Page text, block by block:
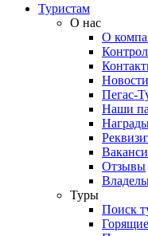
Туристам
О нас
О
Новости
Пегас-
Наши
Отзывы
Туры
Поиск